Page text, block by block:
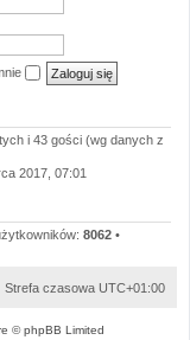
i 43 gości (wg danych z
2017, 07:01
8062 •
Strefa czasowa UTC+01:00
© phpBB Limited